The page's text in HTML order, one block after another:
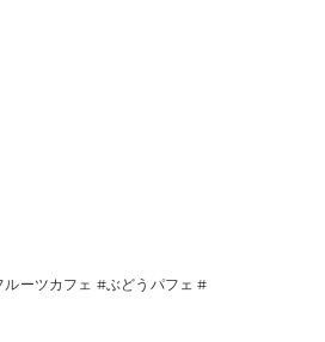
ーツカフェ #ぶどうパフェ #